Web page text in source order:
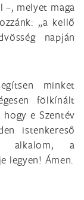
–, melyet maga
„a kellő
napján
minket
fölkínált
hogy e Szentév
istenkereső
alkalom, a
legyen! Ámen.